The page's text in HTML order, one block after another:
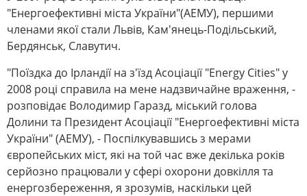
"Енергоефективні міста України"(АЕМУ), першими
членами якої стали Львів, Кам'янець-Подільський,
Бердянськ, Славутич.
"Поїздка до Ірландії на з'їзд Асоціації "Energy Cities" у
2008 році справила на мене надзвичайне враження, -
розповідає Володимир Гаразд, міський голова
Долини та Президент Асоціації "Енергоефективні міста
України" (АЕМУ), - Поспілкувавшись з мерами
європейських міст, які на той час вже декілька років
серйозно працювали у сфері охорони довкілля та
енергозбереження, я зрозумів, наскільки цей